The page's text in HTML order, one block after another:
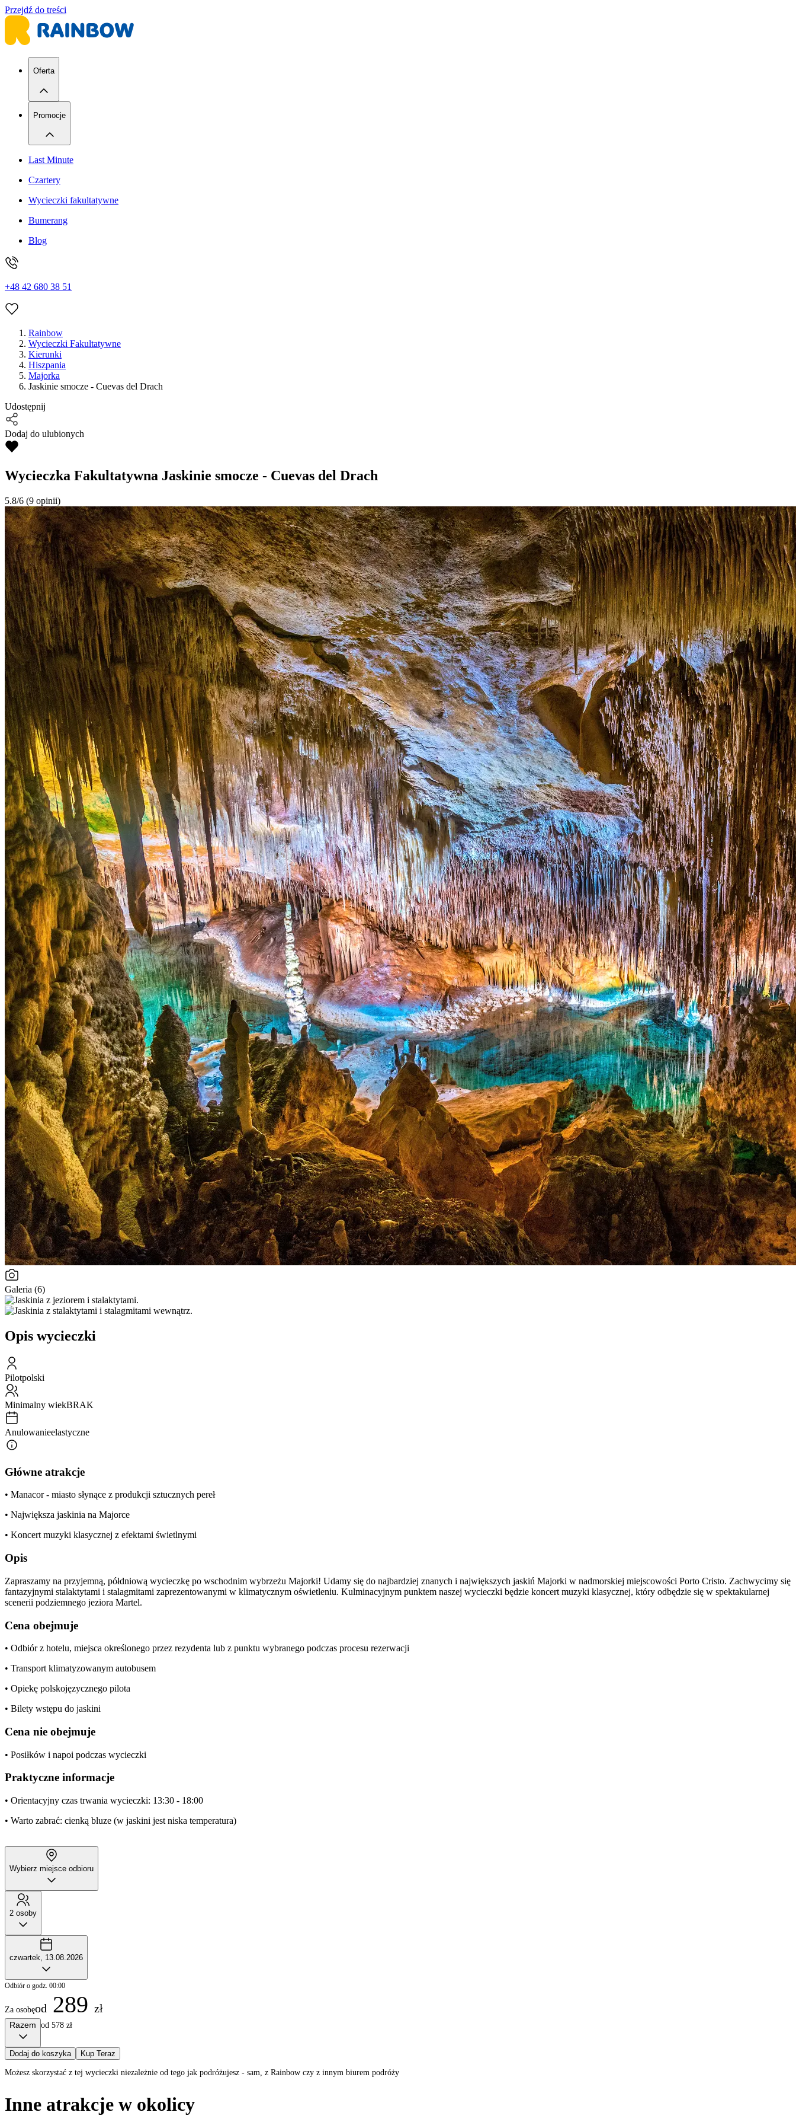
Przejdź do treści
Oferta
Promocje
Last Minute
Czartery
Wycieczki fakultatywne
Bumerang
Blog
+48 42 680 38 51
Rainbow
Wycieczki Fakultatywne
Kierunki
Hiszpania
Majorka
Jaskinie smocze - Cuevas del Drach
Udostępnij
Dodaj do ulubionych
Wycieczka Fakultatywna Jaskinie smocze - Cuevas del Drach
5.8/6 (9 opinii)
Galeria (6)
Opis wycieczki
Pilotpolski
Minimalny wiekBRAK
Anulowanieelastyczne
Główne atrakcje
• Manacor - miasto słynące z produkcji sztucznych pereł
• Największa jaskinia na Majorce
• Koncert muzyki klasycznej z efektami świetlnymi
Opis
Zapraszamy na przyjemną, półdniową wycieczkę po wschodnim wybrzeżu Majorki! Udamy się do najbardziej znanych i największych jaskiń Majorki w nadmorskiej miejscowości Porto Cristo. Zachwycimy się
fantazyjnymi stalaktytami i stalagmitami zaprezentowanymi w klimatycznym oświetleniu. Kulminacyjnym punktem naszej wycieczki będzie koncert muzyki klasycznej, który odbędzie się w spektakularnej
scenerii podziemnego jeziora Martel.
Cena obejmuje
• Odbiór z hotelu, miejsca określonego przez rezydenta lub z punktu wybranego podczas procesu rezerwacji
• Transport klimatyzowanym autobusem
• Opiekę polskojęzycznego pilota
• Bilety wstępu do jaskini
Cena nie obejmuje
• Posiłków i napoi podczas wycieczki
Praktyczne informacje
• Orientacyjny czas trwania wycieczki: 13:30 - 18:00
• Warto zabrać: cienką bluze (w jaskini jest niska temperatura)
Wybierz miejsce odbioru
2 osoby
czwartek, 13.08.2026
Odbiór o godz. 00:00
Za osobęod 289 zł
Razem od 578 zł
Dodaj do koszyka Kup Teraz
Możesz skorzystać z tej wycieczki niezależnie od tego jak podróżujesz - sam, z Rainbow czy z innym biurem podróży
Inne atrakcje w okolicy